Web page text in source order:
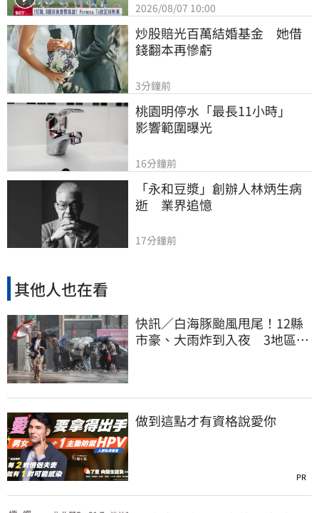
2026/08/07 10:00
炒股賠光百萬結婚基金　她借
錢翻本再慘虧
3分鐘前
桃園明停水「最長11小時」
影響範圍曝光
16分鐘前
「永和豆漿」創辦人林炳生病
逝　業界追憶
17分鐘前
其他人也在看
快訊／白海豚颱風甩尾！12縣
市豪、大雨炸到入夜 3地區有
做到這點才有資格說愛你
PR